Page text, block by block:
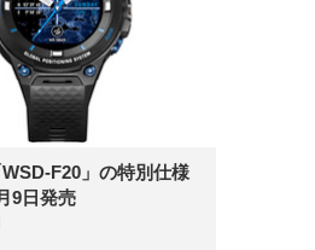
F20」の特別仕様
9日発売